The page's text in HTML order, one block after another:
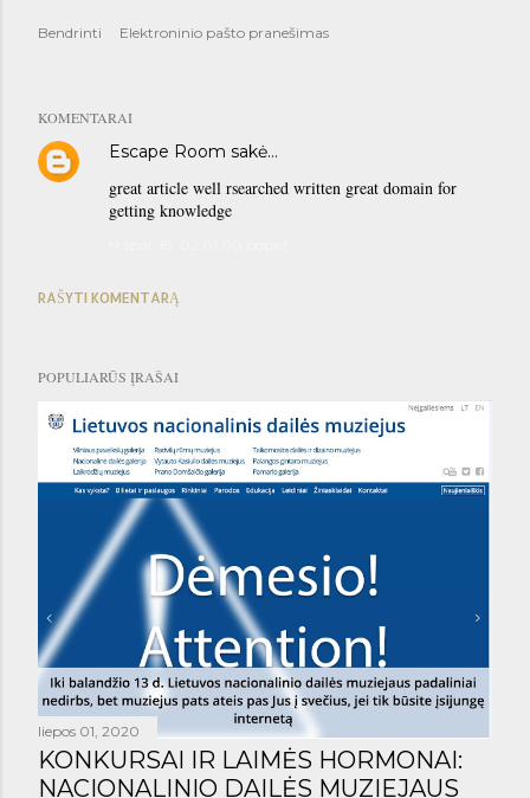
Bendrinti Elektroninio pašto pranešimas
KOMENTARAI
Escape Room sakė…
great article well rsearched written great domain for
getting knowledge
RAŠYTI KOMENTARĄ
POPULIARŪS ĮRAŠAI
liepos 01, 2020
KONKURSAI IR LAIMĖS HORMONAI:
NACIONALINIO DAILĖS MUZIEJAUS